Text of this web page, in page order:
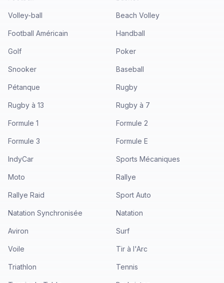
Volley-ball Beach Volley
Football Américain Handball
Golf Poker
Snooker Baseball
Pétanque Rugby
Rugby à 13 Rugby à 7
Formule 1 Formule 2
Formule 3 Formule E
IndyCar Sports Mécaniques
Moto Rallye
Rallye Raid Sport Auto
Natation Synchronisée Natation
Aviron Surf
Voile Tir à l'Arc
Triathlon Tennis